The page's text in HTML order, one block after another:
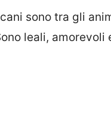
sono tra gli
leali, amorevoli